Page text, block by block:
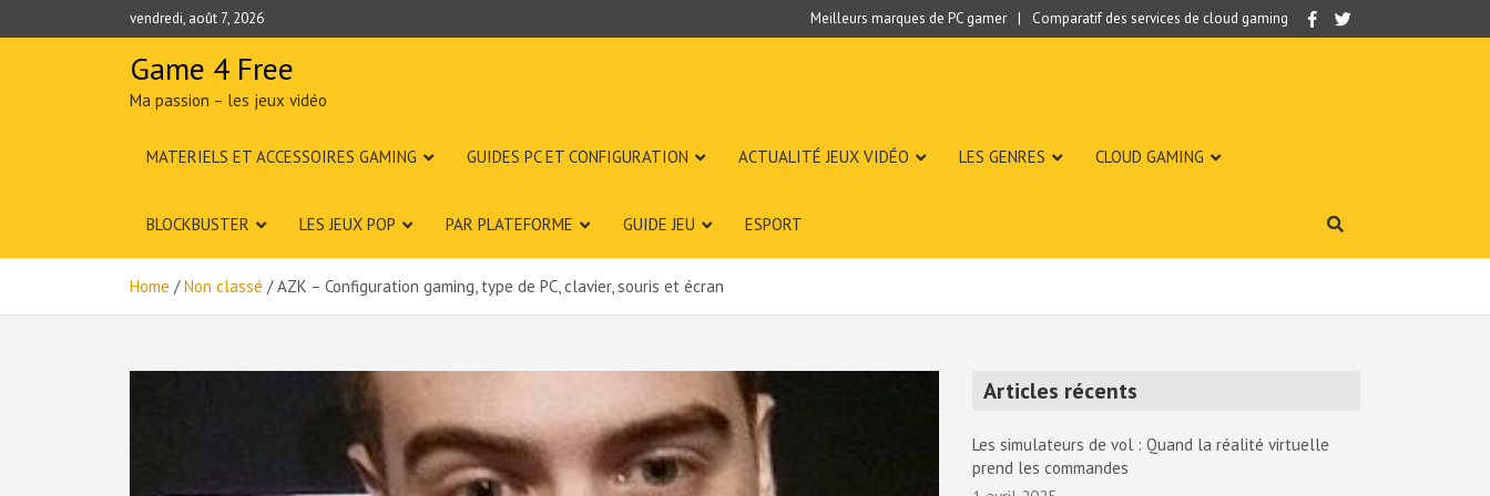
to
vendredi, août 7, 2026 Meilleurs marques de PC gamer Comparatif des services de cloud gaming
Game 4 Free
Ma passion – les jeux vidéo
MATERIELS ET ACCESSOIRES GAMING GUIDES PC ET CONFIGURATION ACTUALITÉ JEUX VIDÉO LES GENRES CLOUD GAMING
BLOCKBUSTER LES JEUX POP PAR PLATEFORME GUIDE JEU ESPORT
Home Non classé AZK – Configuration gaming, type de PC, clavier, souris et écran
Articles récents
Les simulateurs de vol : Quand la réalité virtuelle
prend les commandes